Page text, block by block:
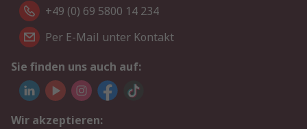
+49 (0) 69 5800 14 234
Per E-Mail unter Kontakt
Sie finden uns auch auf:
Wir akzeptieren: